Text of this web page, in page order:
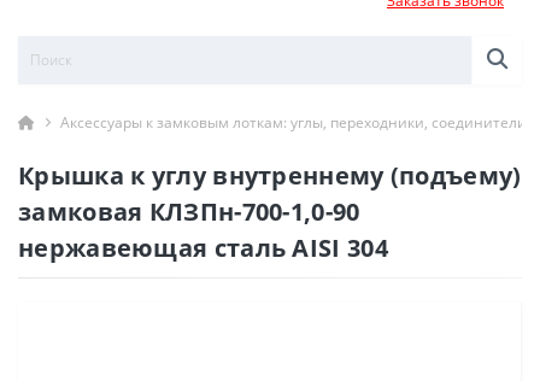
Аксессуары к замковым лоткам: углы, переходники, соединители
Крышка к углу внутреннему (подъему)
замковая КЛЗПн-700-1,0-90
нержавеющая сталь AISI 304